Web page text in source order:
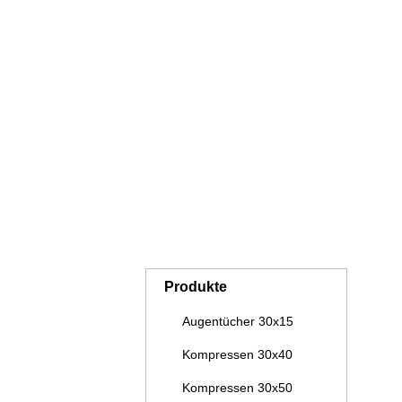
Produkte
Augentücher 30x15
Kompressen 30x40
Kompressen 30x50